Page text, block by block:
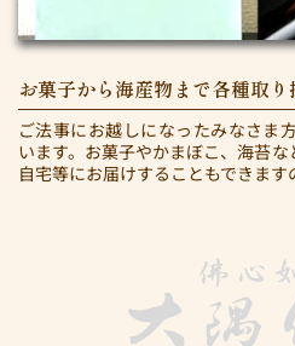
お菓子から海産物まで各種取
ご法事にお越しになったみなさま
います。お菓子やかまぼこ、海苔
自宅等にお届けすることもできます